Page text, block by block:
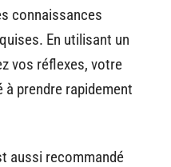
connaissances
En utilisant un
vos réflexes, votre
prendre rapidement
aussi recommandé